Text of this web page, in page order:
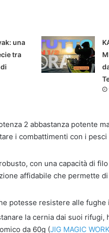
una
tra
2 abbastanza potente
i combattimenti con i
con una capacità di
affidabile che permette
potesse resistere alle fughe
la cernia dai suoi rifugi,
da 60g (JIG MAGIC